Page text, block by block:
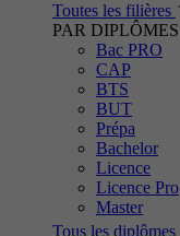
Toutes les filières
PAR DIPLÔMES
Bac PRO
CAP
BTS
BUT
Prépa
Bachelor
Licence
Licence Pro
Master
Tous les diplômes